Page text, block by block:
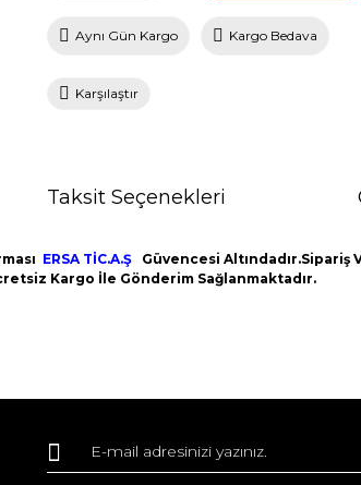
Aynı Gün Kargo Kargo Bedava
Karşılaştır
Taksit Seçenekleri
ERSA TİC.A.Ş
Güvencesi Altındadır.Sipariş
Kargo İle Gönderim Sağlanmaktadır.
Yorum Yaz